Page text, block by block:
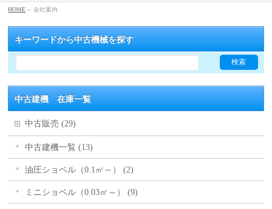
HOME » 会社案内
キーワードから中古機械を探す
中古建機 在庫一覧
中古販売 (29)
中古建機一覧 (13)
油圧ショベル（0.1㎥～） (2)
ミニショベル（0.03㎥～） (9)